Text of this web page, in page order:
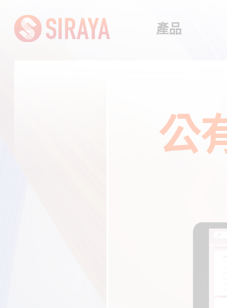
產品
公